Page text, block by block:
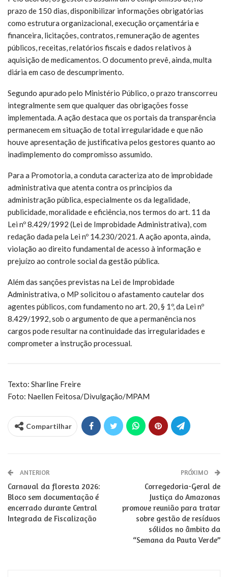
prazo de 150 dias, disponibilizar informações obrigatórias
como estrutura organizacional, execução orçamentária e
financeira, licitações, contratos, remuneração de agentes
públicos, receitas, relatórios fiscais e dados relativos à
aquisição de medicamentos. O documento prevê, ainda, multa
diária em caso de descumprimento.
Segundo apurado pelo Ministério Público, o prazo transcorreu
integralmente sem que qualquer das obrigações fosse
implementada. A ação destaca que os portais da transparência
permanecem em situação de total irregularidade e que não
houve apresentação de justificativa pelos gestores quanto ao
inadimplemento do compromisso assumido.
Para a Promotoria, a conduta caracteriza ato de improbidade
administrativa que atenta contra os princípios da
administração pública, especialmente os da legalidade,
publicidade, moralidade e eficiência, nos termos do art. 11 da
Lei nº 8.429/1992 (Lei de Improbidade Administrativa), com
redação dada pela Lei nº 14.230/2021. A ação aponta, ainda,
violação ao direito fundamental de acesso à informação e
prejuízo ao controle social da gestão pública.
Além das sanções previstas na Lei de Improbidade
Administrativa, o MP solicitou o afastamento cautelar dos
agentes públicos, com fundamento no art. 20, § 1º, da Lei nº
8.429/1992, sob o argumento de que a permanência nos
cargos pode resultar na continuidade das irregularidades e
comprometer a instrução processual.
Texto: Sharline Freire
Foto: Naellen Feitosa/Divulgação/MPAM
Compartilhar
ANTERIOR
Carnaval da floresta 2026:
Bloco sem documentação é
encerrado durante Central
Integrada de Fiscalização
PRÓXIMO
Corregedoria-Geral de
Justiça do Amazonas
promove reunião para tratar
sobre gestão de resíduos
sólidos no âmbito da
“Semana da Pauta Verde”